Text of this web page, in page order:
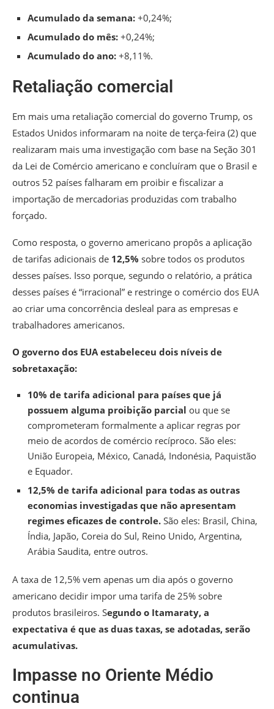
Acumulado da semana: +0,24%;
Acumulado do mês: +0,24%;
Acumulado do ano: +8,11%.
Retaliação comercial
Em mais uma retaliação comercial do governo Trump, os
Estados Unidos informaram na noite de terça-feira (2) que
realizaram mais uma investigação com base na Seção 301
da Lei de Comércio americano e concluíram que o Brasil e
outros 52 países falharam em proibir e fiscalizar a
importação de mercadorias produzidas com trabalho
forçado.
Como resposta, o governo americano propôs a aplicação
de tarifas adicionais de 12,5% sobre todos os produtos
desses países. Isso porque, segundo o relatório, a prática
desses países é “irracional” e restringe o comércio dos EUA
ao criar uma concorrência desleal para as empresas e
trabalhadores americanos.
O governo dos EUA estabeleceu dois níveis de
sobretaxação:
10% de tarifa adicional para países que já
possuem alguma proibição parcial ou que se
comprometeram formalmente a aplicar regras por
meio de acordos de comércio recíproco. São eles:
União Europeia, México, Canadá, Indonésia, Paquistão
e Equador.
12,5% de tarifa adicional para todas as outras
economias investigadas que não apresentam
regimes eficazes de controle. São eles: Brasil, China,
Índia, Japão, Coreia do Sul, Reino Unido, Argentina,
Arábia Saudita, entre outros.
A taxa de 12,5% vem apenas um dia após o governo
americano decidir impor uma tarifa de 25% sobre
produtos brasileiros. Segundo o Itamaraty, a
expectativa é que as duas taxas, se adotadas, serão
acumulativas.
Impasse no Oriente Médio
continua